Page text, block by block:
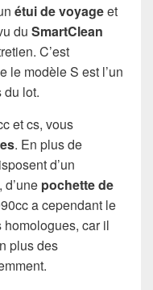
étui de voyageet
du SmartClean
C’est
le modèle S est l’un
lot.
et cs, vous
. En plus de
d’un
, d’une pochette de
a cependant le
homologues, car il
plus des